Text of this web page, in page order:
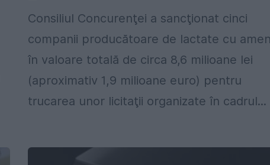
Consiliul Concurenţei a sancţionat cinci
companii producătoare de lactate cu
în valoare totală de circa 8,6 milioane lei
(aproximativ 1,9 milioane euro) pentru
trucarea unor licitaţii organizate în cadrul...